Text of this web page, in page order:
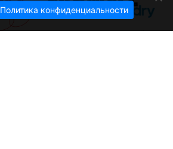
Политика конфиденциальности